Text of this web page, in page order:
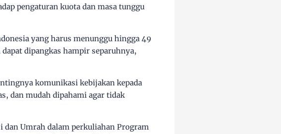
pengaturan kuota dan masa tunggu
yang harus menunggu hingga 49
dipangkas hampir separuhnya,
komunikasi kebijakan kepada
dan mudah dipahami agar tidak
dan Umrah dalam perkuliahan Program